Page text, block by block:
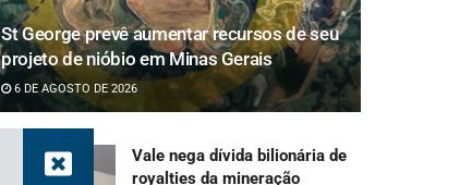
St George prevê aumentar recursos de seu
projeto de nióbio em Minas Gerais
6 DE AGOSTO DE 2026
Vale nega dívida bilionária de
royalties da mineração